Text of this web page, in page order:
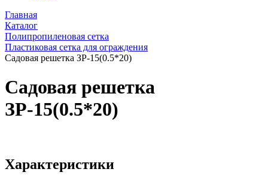
Главная
Каталог
Полипропиленовая сетка
Пластиковая сетка для ограждения
Садовая решетка ЗР-15(0.5*20)
Садовая решетка
ЗР-15(0.5*20)
Характеристики